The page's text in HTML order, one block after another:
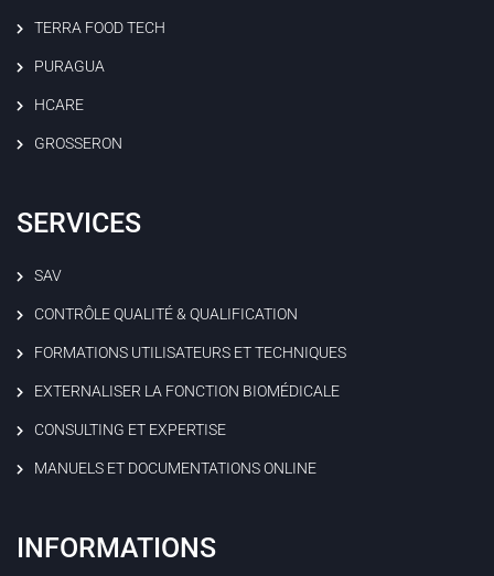
TERRA FOOD TECH
PURAGUA
HCARE
GROSSERON
SERVICES
SAV
CONTRÔLE QUALITÉ & QUALIFICATION
FORMATIONS UTILISATEURS ET TECHNIQUES
EXTERNALISER LA FONCTION BIOMÉDICALE
CONSULTING ET EXPERTISE
MANUELS ET DOCUMENTATIONS ONLINE
INFORMATIONS